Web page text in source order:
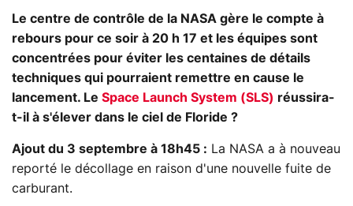
Le centre de contrôle de la NASA gère le compte à
rebours pour ce soir à 20 h 17 et les équipes sont
concentrées pour éviter les centaines de détails
techniques qui pourraient remettre en cause le
lancement. Le Space Launch System (SLS) réussira-
t-il à s'élever dans le ciel de Floride ?
Ajout du 3 septembre à 18h45 : La NASA a à nouveau
reporté le décollage en raison d'une nouvelle fuite de
carburant.